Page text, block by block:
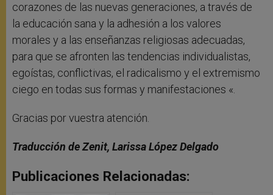
corazones de las nuevas generaciones, a través de
la educación sana y la adhesión a los valores
morales y a las enseñanzas religiosas adecuadas,
para que se afronten las tendencias individualistas,
egoístas, conflictivas, el radicalismo y el extremismo
ciego en todas sus formas y manifestaciones «.
Gracias por vuestra atención.
Traducción de Zenit, Larissa López Delgado
Publicaciones Relacionadas: